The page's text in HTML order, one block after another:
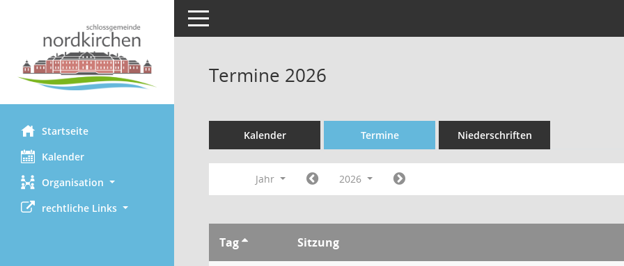
Startseite
Kalender
Organisation
rechtliche Links
Toggle navigation
Termine 2026
Kalender Termine Niederschriften
Jahr 2026
Tag Sitzung